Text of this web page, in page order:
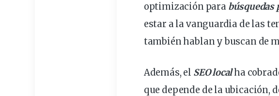
optimización para búsquedas
estar a la vanguardia de las
también hablan y buscan de
Además, el SEO localha
que depende de la ubicación,